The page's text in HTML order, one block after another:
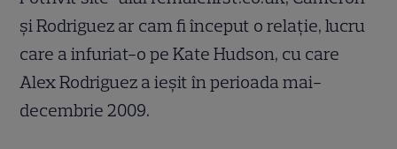
şi Rodriguez ar cam fi început o relaţie, lucru
care a infuriat-o pe Kate Hudson, cu care
Alex Rodriguez a ieşit în perioada mai-
decembrie 2009.